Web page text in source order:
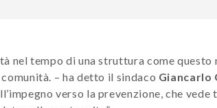
nel tempo di una struttura come
– ha detto il sindaco Giancarlo
verso la prevenzione, che